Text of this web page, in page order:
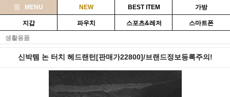
MENU NEW BEST ITEM 가방
지갑 파우치 스포츠&레저 스마트폰
생활용품
신박템 논 터치 헤드랜턴[판매가22800]/브랜드정보등록주의!